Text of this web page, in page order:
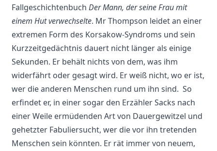
Fallgeschichtenbuch Der Mann, der seine Frau mit
einem Hut verwechselte. Mr Thompson leidet an einer
extremen Form des Korsakow-Syndroms und sein
Kurzzeitgedächtnis dauert nicht länger als einige
Sekunden. Er behält nichts von dem, was ihm
widerfährt oder gesagt wird. Er weiß nicht, wo er ist,
wer die anderen Menschen rund um ihn sind. So
erfindet er, in einer sogar den Erzähler Sacks nach
einer Weile ermüdenden Art von Dauergewitzel und
gehetzter Fabuliersucht, wer die vor ihn tretenden
Menschen sein könnten. Er rät immer von neuem,